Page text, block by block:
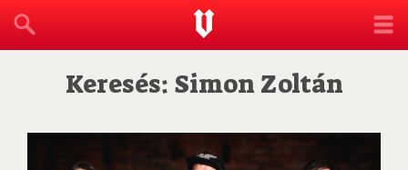
Keresés: Simon Zoltán